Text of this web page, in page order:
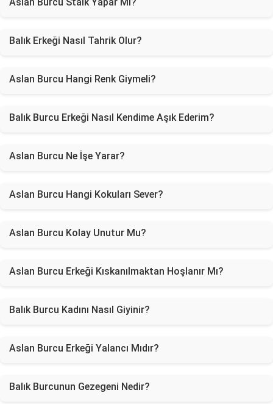
Balık Erkeği Nasıl Tahrik Olur?
Aslan Burcu Hangi Renk Giymeli?
Balık Burcu Erkeği Nasıl Kendime Aşık Ederim?
Aslan Burcu Ne İşe Yarar?
Aslan Burcu Hangi Kokuları Sever?
Aslan Burcu Kolay Unutur Mu?
Aslan Burcu Erkeği Kıskanılmaktan Hoşlanır Mı?
Balık Burcu Kadını Nasıl Giyinir?
Aslan Burcu Erkeği Yalancı Mıdır?
Balık Burcunun Gezegeni Nedir?